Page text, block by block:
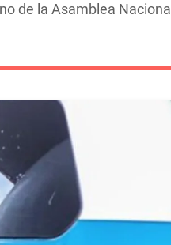
de la Asamblea Nacional